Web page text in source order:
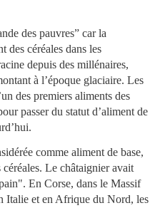
des pauvres” car la
des céréales dans les
depuis des millénaires,
à l’époque glaciaire. Les
des premiers aliments des
passer du statut d’aliment de
comme aliment de base,
Le châtaignier avait
En Corse, dans le Massif
Italie et en Afrique du Nord, les